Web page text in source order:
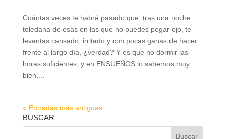
Cuántas veces te habrá pasado que, tras una noche
toledana de esas en las que no puedes pegar ojo, te
levantas cansado, irritado y con pocas ganas de hacer
frente al largo día, ¿verdad? Y es que no dormir las
horas suficientes, y en ENSUEÑOS lo sabemos muy
bien,...
« Entradas más antiguas
BUSCAR